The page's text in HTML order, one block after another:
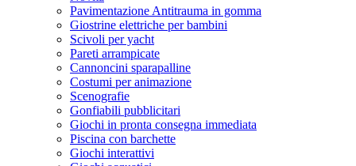
Pavimentazione Antitrauma in gomma
Giostrine elettriche per bambini
Scivoli per yacht
Pareti arrampicate
Cannoncini sparapalline
Costumi per animazione
Scenografie
Gonfiabili pubblicitari
Giochi in pronta consegna immediata
Piscina con barchette
Giochi interattivi